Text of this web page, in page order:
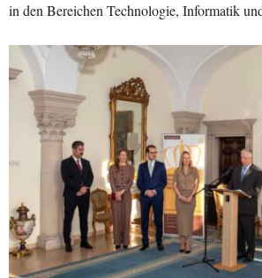
in den Bereichen Technologie, Informatik